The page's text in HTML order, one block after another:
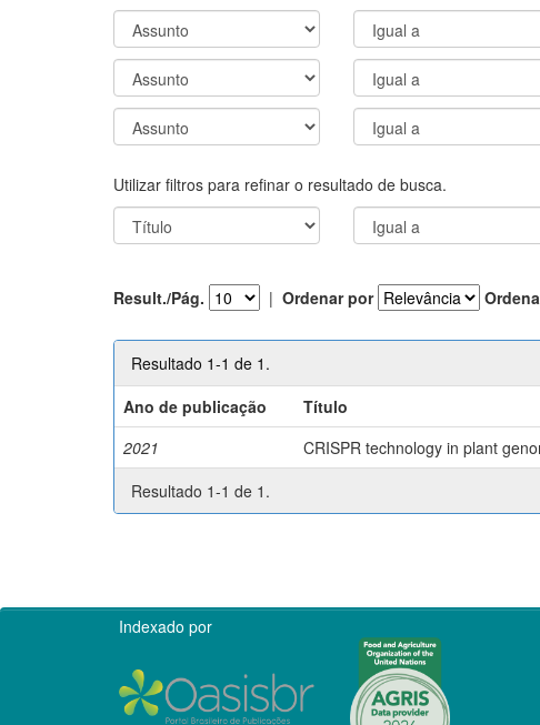
Utilizar filtros para refinar o resultado de busca.
Result./Pág. | Ordenar por
Resultado 1-1 de 1.
Ano de publicação
Título
2021
CRISPR technology in plant
Resultado 1-1 de 1.
Indexado por